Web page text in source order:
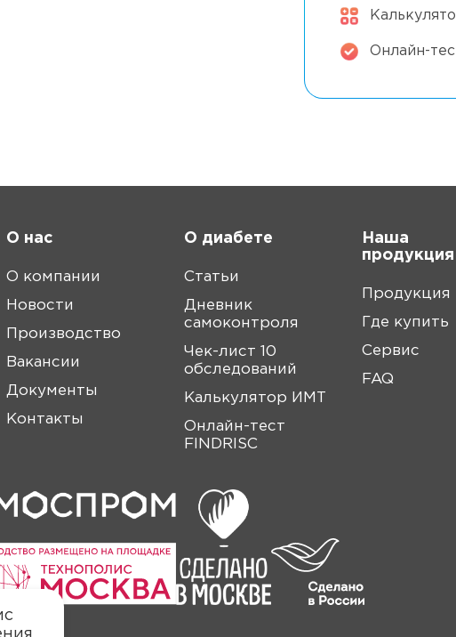
Онлайн-
О нас
О компании
Новости
Производство
Вакансии
Документы
Контакты
О диабете
Статьи
Дневник
самоконтроля
Чек-лист 10
обследований
Калькулятор ИМТ
Онлайн-тест
FINDRISC
Наша
продукция
Продукция
Где купить
Сервис
FAQ